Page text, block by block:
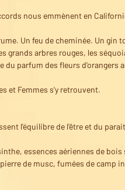
nous emmènent en
Un feu de cheminée. Un gin
arbres rouges, les
du parfum des fleurs d'orangers
et Femmes s'y retrouvent.
l'équilibre de l'être et du
essences aériennes de
de musc, fumées de camp